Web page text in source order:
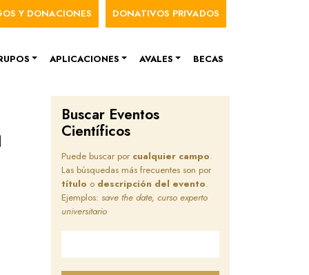
de cuenta de usuario
Y DONACIONES DONATIVOS PRIVADOS
APLICACIONES AVALES BECAS
Buscar Eventos
Científicos
Puede buscar por cualquier campo.
Las búsquedas más frecuentes son por
título o descripción del evento.
Ejemplos:save the date, curso experto
universitario